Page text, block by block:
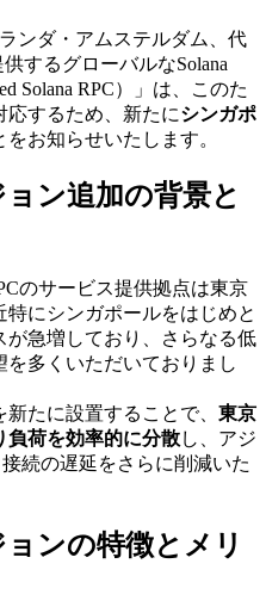
ンダ・アムステルダム、代
するグローバルなSolana
Solana RPC）」は、このた
応するため、新たにシンガポ
をお知らせいたします。
ン追加の背景と
のサービス提供拠点は東京
にシンガポールをはじめと
急増しており、さらなる低
多くいただいておりまし
たに設置することで、 東京
負荷を効率的に分散し、アジ
続の遅延をさらに削減いた
ンの特徴とメリ